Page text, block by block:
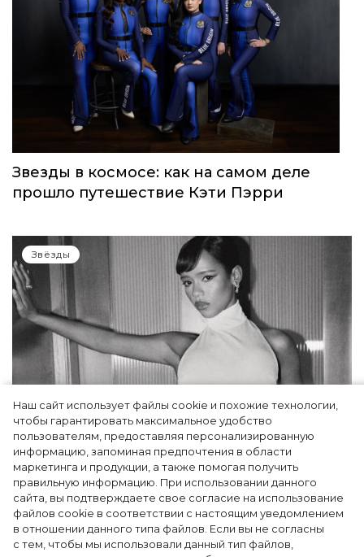
Наш сайт использует файлы cookie и похожие технологии,
чтобы гарантировать максимальное удобство
пользователям, предоставляя персонализированную
информацию, запоминая предпочтения в области
маркетинга и продукции, а также помогая получить
правильную информацию. При использовании данного
сайта, вы подтверждаете свое согласие на использование
файлов cookie в соответствии с настоящим уведомлением
в отношении данного типа файлов. Если вы не согласны
с тем, чтобы мы использовали данный тип файлов,
Звезды в космосе: как на самом деле
прошло путешествие Кэти Пэрри
Звёзды
Тейлор Рассел в образе белого лебедя на
церемонии BAFTA-2024